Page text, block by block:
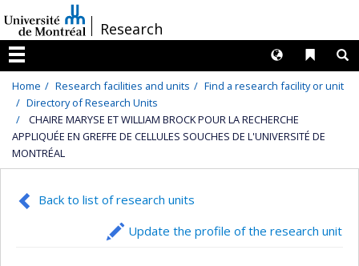
au
contenu
/Research
Menu
Liens
Langues
Home Research facilities and units
Find a research facility or unit
Directory of Research Units
CHAIRE MARYSE ET WILLIAM BROCK POUR LA RECHERCHE
APPLIQUÉE EN GREFFE DE CELLULES SOUCHES DE L'UNIVERSITÉ DE
MONTRÉAL
Back to list of research units
Update the profile of the research unit